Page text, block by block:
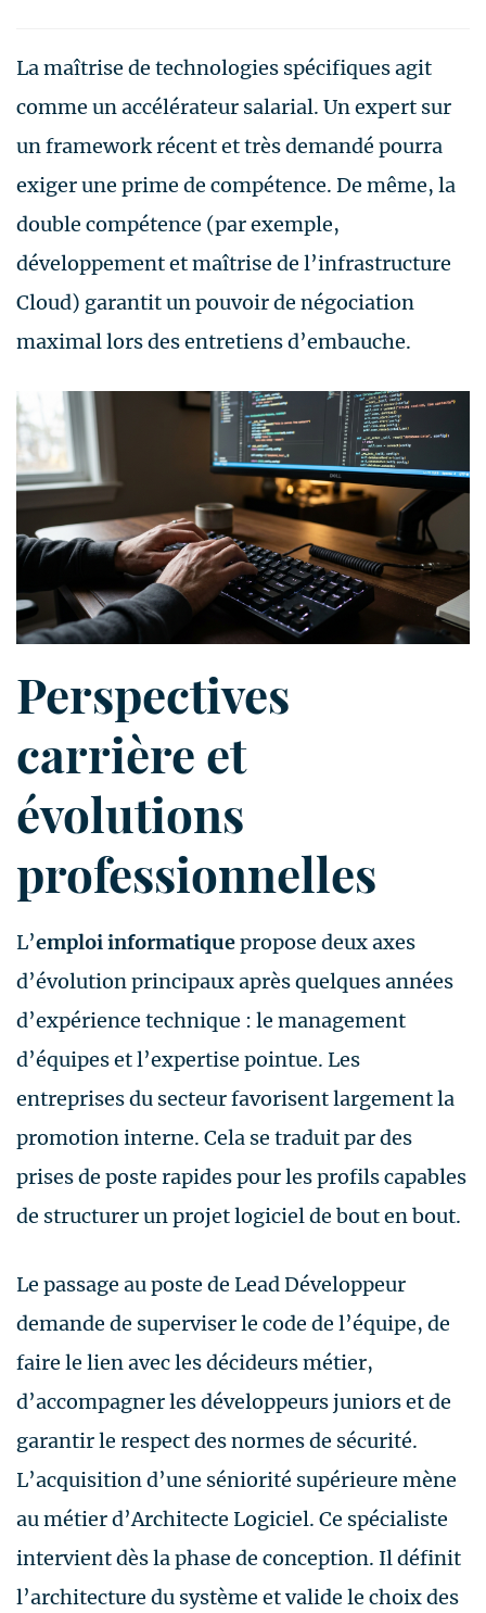
La maîtrise de technologies spécifiques agit
comme un accélérateur salarial. Un expert sur
un framework récent et très demandé pourra
exiger une prime de compétence. De même, la
double compétence (par exemple,
développement et maîtrise de l’infrastructure
Cloud) garantit un pouvoir de négociation
maximal lors des entretiens d’embauche.
Perspectives
carrière et
évolutions
professionnelles
L’emploi informatiquepropose deux axes
d’évolution principaux après quelques années
d’expérience technique : le management
d’équipes et l’expertise pointue. Les
entreprises du secteur favorisent largement la
promotion interne. Cela se traduit par des
prises de poste rapides pour les profils capables
de structurer un projet logiciel de bout en bout.
Le passage au poste de Lead Développeur
demande de superviser le code de l’équipe, de
faire le lien avec les décideurs métier,
d’accompagner les développeurs juniors et de
garantir le respect des normes de sécurité.
L’acquisition d’une séniorité supérieure mène
au métier d’Architecte Logiciel. Ce spécialiste
intervient dès la phase de conception. Il définit
l’architecture du système et valide le choix des